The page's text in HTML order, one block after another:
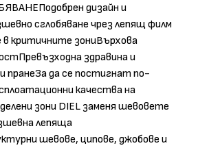
дизайн и
сглобяване чрез лепящ филм
критичните зониВърхова
здравина и
пранеЗа да се постигнат по-
качества на
зони DIEL заменя шевовете
лепяща
шевове, ципове, джобове и